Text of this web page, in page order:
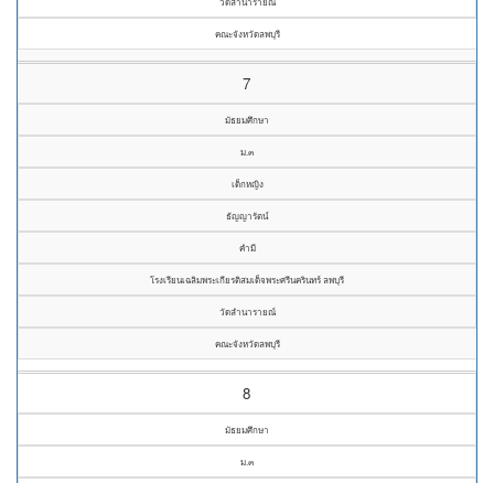
คณะจังหวัดลพบุรี
7
มัธยมศึกษา
ม.๓
เด็กหญิง
ธัญญารัตน์
คำมี
โรงเรียนเฉลิมพระเกียรติสมเด็จพระศรีนครินทร์ ลพบุรี
วัดลำนารายณ์
คณะจังหวัดลพบุรี
8
มัธยมศึกษา
ม.๓